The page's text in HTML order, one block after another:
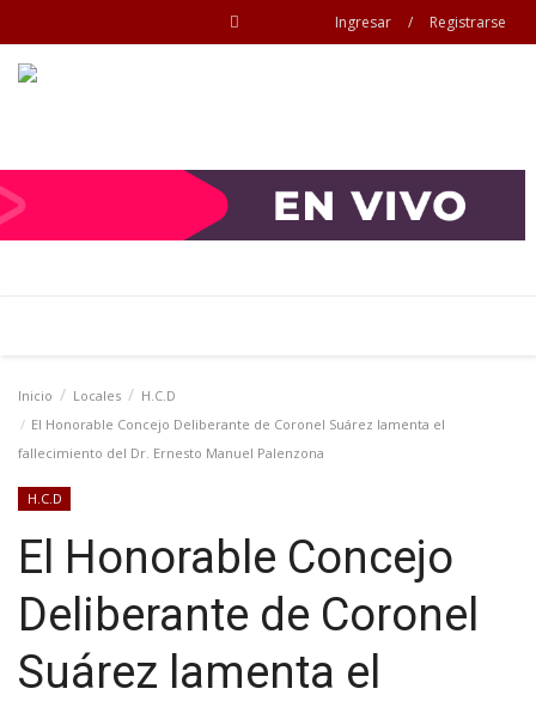
Ingresar / Registrarse
Inicio Locales
H.C.D
El Honorable Concejo Deliberante de Coronel Suárez lamenta el
fallecimiento del Dr. Ernesto Manuel Palenzona
H.C.D
El Honorable Concejo
Deliberante de Coronel
Suárez lamenta el